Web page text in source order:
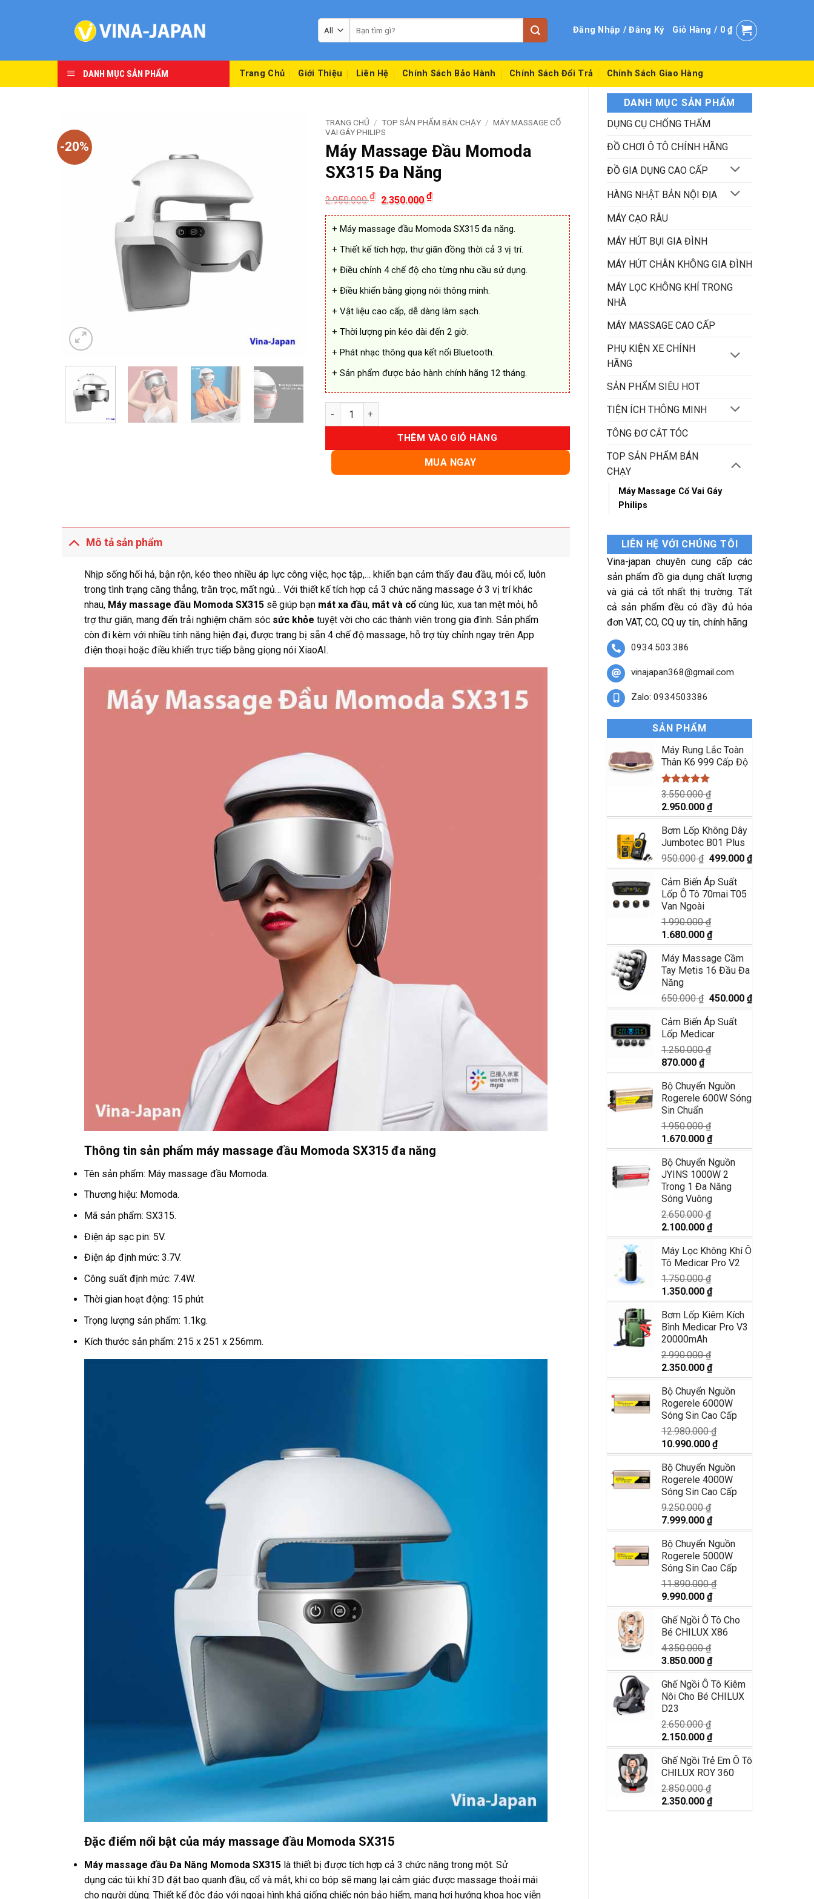
kiếm:
Đăng Nhập / Đăng Ký Giỏ Hàng / 0₫
DANH MỤC SẢN PHẨM Trang Chủ Giới Thiệu Liên Hệ Chính Sách Bảo Hành Chính Sách Đổi Trả Chính Sách Giao Hàng
DANH MỤC SẢN PHẨM
DỤNG CỤ CHỐNG THẤM
ĐỒ CHƠI Ô TÔ CHÍNH HÃNG
ĐỒ GIA DỤNG CAO CẤP
HÀNG NHẬT BẢN NỘI ĐỊA
MÁY CẠO RÂU
MÁY HÚT BỤI GIA ĐÌNH
MÁY HÚT CHÂN KHÔNG GIA ĐÌNH
MÁY LỌC KHÔNG KHÍ TRONG
NHÀ
MÁY MASSAGE CAO CẤP
PHỤ KIỆN XE CHÍNH
HÃNG
SẢN PHẨM SIÊU HOT
TIỆN ÍCH THÔNG MINH
TÔNG ĐƠ CẮT TÓC
TOP SẢN PHẨM BÁN
CHẠY
Máy Massage Cổ Vai Gáy
Philips
LIÊN HỆ VỚI CHÚNG TÔI
Vina-japan chuyên cung cấp các
sản phẩm đồ gia dụng chất lượng
và giá cả tốt nhất thị trường. Tất
cả sản phẩm đều có đầy đủ hóa
đơn VAT, CO, CQ uy tín, chính hãng
0934.503.386
vinajapan368@gmail.com
Zalo: 0934503386
SẢN PHẨM
Máy Rung Lắc Toàn
Thân K6 999 Cấp Độ
Được xếp
hạng5.00
5 sao
3.550.000₫
Giá
gốc
là:
3.550.000 ₫.
2.950.000 ₫Giá
hiện
tại
là:
2.950.000 ₫.
Bơm Lốp Không Dây
Jumbotec B01 Plus
950.000₫ Giá
gốc
là:
950.000 ₫.
499.000 ₫Giá
hiện
Cảm Biến Áp Suất
Lốp Ô Tô 70mai T05
Van Ngoài
1.990.000₫
Giá
gốc
là:
1.990.000 ₫.
1.680.000 ₫Giá
hiện
tại
là:
Máy Massage Cầm
Tay Metis 16 Đầu Đa
Năng
650.000₫ Giá
gốc
là:
650.000 ₫.
450.000 ₫Giá
hiện
Cảm Biến Áp Suất
Lốp Medicar
1.250.000₫
Giá
gốc
là:
1.250.000 ₫.
870.000 ₫Giá
hiện
tại
là:
Bộ Chuyển Nguồn
Rogerele 600W Sóng
Sin Chuẩn
1.950.000₫
Giá
gốc
là:
1.950.000 ₫.
1.670.000 ₫Giá
hiện
tại
là:
1.670.000 ₫.
Bộ Chuyển Nguồn
JYINS 1000W 2
Trong 1 Đa Năng
Sóng Vuông
2.650.000₫
Giá
gốc
là:
2.650.000 ₫.
2.100.000 ₫Giá
hiện
tại
là:
Máy Lọc Không Khí Ô
Tô Medicar Pro V2
1.750.000₫
Giá
gốc
là:
1.750.000 ₫.
1.350.000 ₫Giá
hiện
tại
là:
Bơm Lốp Kiêm Kích
Bình Medicar Pro V3
20000mAh
2.990.000₫
Giá
gốc
là:
2.990.000 ₫.
2.350.000 ₫Giá
hiện
tại
là:
2.350.000 ₫.
Bộ Chuyển Nguồn
Rogerele 6000W
Sóng Sin Cao Cấp
12.980.000₫
Giá
gốc
là:
12.980.000 ₫.
10.990.000 ₫Giá
hiện
tại
là:
10.990.000 ₫.
Bộ Chuyển Nguồn
Rogerele 4000W
Sóng Sin Cao Cấp
9.250.000₫
Giá
gốc
là:
9.250.000 ₫.
7.999.000 ₫Giá
hiện
tại
là:
7.999.000 ₫.
Bộ Chuyển Nguồn
Rogerele 5000W
Sóng Sin Cao Cấp
11.890.000₫
Giá
gốc
là:
11.890.000 ₫.
9.990.000 ₫Giá
hiện
tại
là:
Ghế Ngồi Ô Tô Cho
Bé CHILUX X86
4.350.000₫
Giá
gốc
là:
4.350.000 ₫.
3.850.000 ₫Giá
hiện
tại
là:
Ghế Ngồi Ô Tô Kiêm
Nôi Cho Bé CHILUX
D23
2.650.000₫
Giá
gốc
là:
2.650.000 ₫.
2.150.000 ₫Giá
hiện
tại
là:
Ghế Ngồi Trẻ Em Ô Tô
CHILUX ROY 360
2.850.000₫
Giá
gốc
2.350.000 ₫Giá
hiện
-20%
TRANG CHỦ / TOP SẢN PHẨM BÁN CHẠY / MÁY MASSAGE CỔ
VAI GÁY PHILIPS
Máy Massage Đầu Momoda
SX315 Đa Năng
2.950.000₫
Giá
gốc
là:
2.950.000 ₫.
2.350.000₫Giá
hiện
tại
là:
2.350.000 ₫.
+ Máy massage đầu Momoda SX315 đa năng.
+ Thiết kế tích hợp, thư giãn đồng thời cả 3 vị trí.
+ Điều chỉnh 4 chế độ cho từng nhu cầu sử dụng.
+ Điều khiển bằng giọng nói thông minh.
+ Vật liệu cao cấp, dễ dàng làm sạch.
+ Thời lượng pin kéo dài đến 2 giờ.
+ Phát nhạc thông qua kết nối Bluetooth.
+ Sản phẩm được bảo hành chính hãng 12 tháng.
Máy Massage Đầu Momoda SX315 Đa Năng số lượng
THÊM VÀO GIỎ HÀNG
MUA NGAY
Mô tả sản phẩm
Nhịp sống hối hả, bận rộn, kéo theo nhiều áp lực công việc, học tập,… khiến bạn cảm thấy đau đầu, mỏi cổ, luôn
trong tình trạng căng thẳng, trằn trọc, mất ngủ… Với thiết kế tích hợp cả 3 chức năng massage ở 3 vị trí khác
nhau, Máy massage đầu Momoda SX315sẽ giúp bạn mát xa đầu, mắt và cổcùng lúc, xua tan mệt mỏi, hỗ
trợ thư giãn, mang đến trải nghiệm chăm sóc sức khỏe tuyệt vời cho các thành viên trong gia đình. Sản phẩm
còn đi kèm với nhiều tính năng hiện đại, được trang bị sẵn 4 chế độ massage, hỗ trợ tùy chỉnh ngay trên App
điện thoại hoặc điều khiển trực tiếp bằng giọng nói XiaoAI.
Thông tin sản phẩm máy massage đầu Momoda SX315 đa năng
Tên sản phẩm: Máy massage đầu Momoda.
Thương hiệu: Momoda.
Mã sản phẩm: SX315.
Điện áp sạc pin: 5V.
Điện áp định mức: 3.7V.
Công suất định mức: 7.4W.
Thời gian hoạt động: 15 phút
Trọng lượng sản phẩm: 1.1kg.
Kích thước sản phẩm: 215 x 251 x 256mm.
Đặc điểm nổi bật của máy massage đầu Momoda SX315
Máy massage đầu Đa Năng Momoda SX315là thiết bị được tích hợp cả 3 chức năng trong một. Sử
dụng các túi khí 3D đặt bao quanh đầu, cổ và mắt, khi co bóp sẽ mang lại cảm giác được massage thoải mái
cho người dùng. Thiết kế độc đáo với ngoại hình khá giống chiếc nón bảo hiểm, mang hơi hướng khoa học viễn